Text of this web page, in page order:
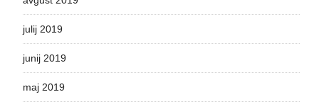
julij 2019
junij 2019
maj 2019